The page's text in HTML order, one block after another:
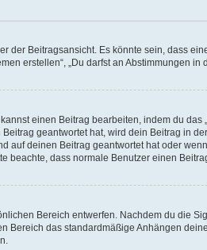
Beitragsansicht. Es könnte sein, dass
erstellen“, „Du darfst an Abstimmungen in
einen Beitrag bearbeiten, indem du
geantwortet hat, wird dein Beitrag in
deinen Beitrag geantwortet hat oder
dass normale Benutzer einen
Bereich entwerfen. Nachdem du die
das standardmäßige Anhängen